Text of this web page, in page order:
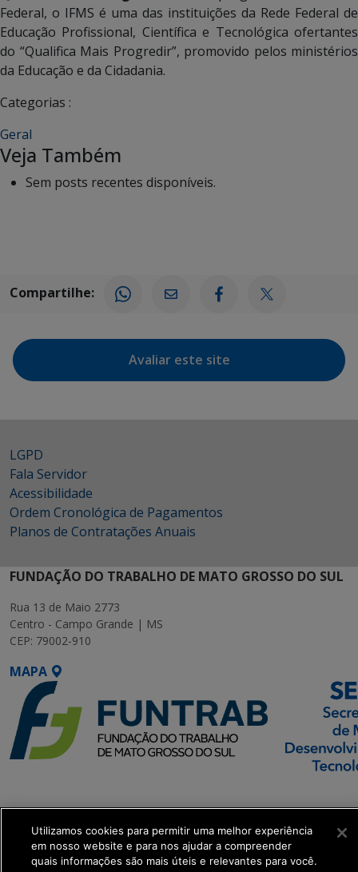
Federal, o IFMS é uma das instituições da Rede Federal de
Educação Profissional, Científica e Tecnológica ofertantes
do “Qualifica Mais Progredir”, promovido pelos ministérios
da Educação e da Cidadania.
Categorias :
Geral
Veja Também
Sem posts recentes disponíveis.
Compartilhe:
Avaliar este site
LGPD
Fala Servidor
Acessibilidade
Ordem Cronológica de Pagamentos
Planos de Contratações Anuais
FUNDAÇÃO DO TRABALHO DE MATO GROSSO DO SUL
Rua 13 de Maio 2773
Centro - Campo Grande | MS
CEP: 79002-910
MAPA
Executiva de
Transformação Digital
Utilizamos cookies para permitir uma melhor experiência
em nosso website e para nos ajudar a compreender
quais informações são mais úteis e relevantes para você.